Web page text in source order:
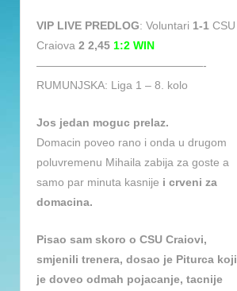
VIP LIVE PREDLOG: Voluntari 1-1 CSU
Craiova 2 2,45 1:2 WIN
———————————————-
RUMUNJSKA: Liga 1 – 8. kolo
Jos jedan moguc prelaz.
Domacin poveo rano i onda u drugom
poluvremenu Mihaila zabija za goste a
samo par minuta kasnije i crveni za
domacina.
Pisao sam skoro o CSU Craiovi,
smjenili trenera, dosao je Piturca koji
je doveo odmah pojacanje, tacnije